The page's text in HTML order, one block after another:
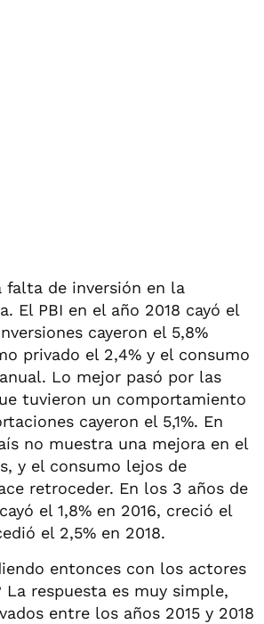
falta de inversión en la
El PBI en el año 2018 cayó el
cayeron el 5,8%
privado el 2,4% y el consumo
Lo mejor pasó por las
tuvieron un comportamiento
cayeron el 5,1%. En
no muestra una mejora en el
y el consumo lejos de
retroceder. En los 3 años de
el 1,8% en 2016, creció el
el 2,5% en 2018.
entonces con los actores
La respuesta es muy simple,
entre los años 2015 y 2018